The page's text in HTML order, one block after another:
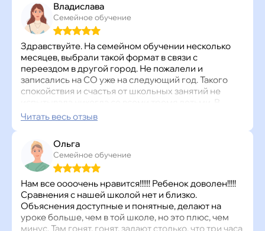
и, конечно, организаторам этого всего. Уроки очень
интересные, веселые и, что самое главное - на
простом языке. Если что-то непонятно, тебя не
будут в этом обвинять, как в школе, а просто
спокойно объяснят. Спасибо🫶🏻
Владислава
Семейное обучение
Здравствуйте. На семейном обучении несколько
месяцев, выбрали такой формат в связи с
переездом в другой город. Не пожалели и
записались на СО уже на следующий год. Такого
спокойствия и счастья от школьных занятий не
испытывала никогда со всеми тремя детьми. В
Точке знаний уже три года сын и я очень
признательна всем организаторам этой школы,
открытость и доступность программы. Мы очень
рады, что мы с вами! Спасибо. ❤️
Читать весь отзыв
Ольга
Семейное обучение
Нам все оооочень нравится!!!!!! Ребенок доволен!!!!!
Сравнения с нашей школой нет и близко.
Объяснения доступные и понятные, делают на
уроке больше, чем в той школе, но это плюс, чем
минус. Там гонят, гонят, задают столько, что три часа